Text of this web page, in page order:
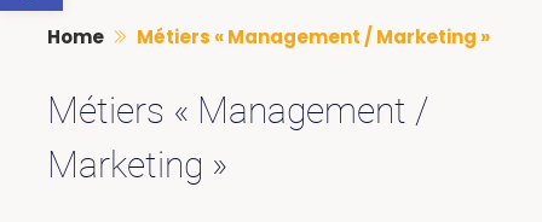
Home Métiers « Management / Marketing »
Métiers « Management /
Marketing »